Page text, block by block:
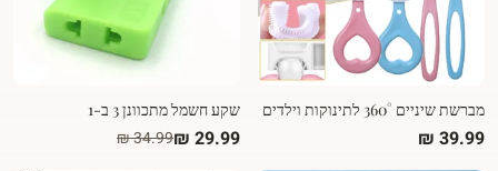
מברשת שיניים 360° לתינוקות וילדים שקע חשמל מתכוונן 3 ב-1